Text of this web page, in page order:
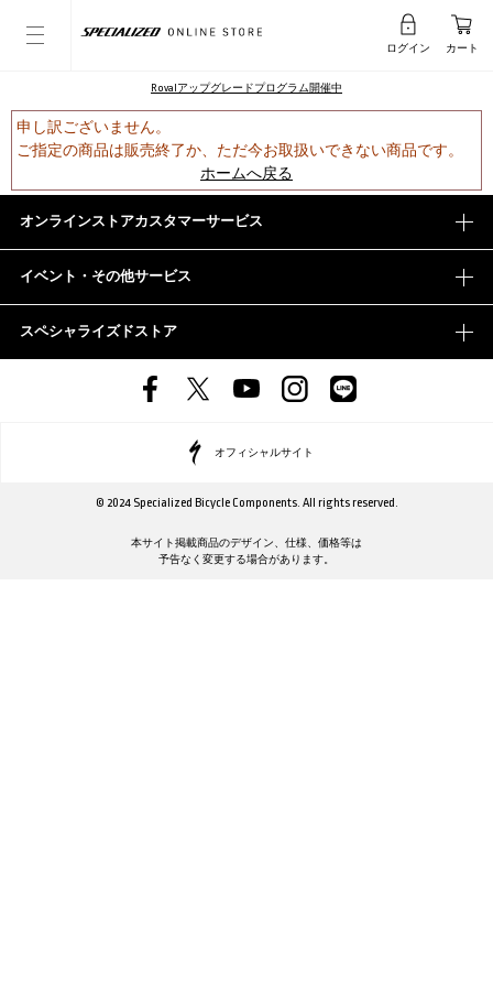
ログイン カート
Rovalアップグレードプログラム開催中
申し訳ございません。
ご指定の商品は販売終了か、ただ今お取扱いできない商品です。
ホームへ戻る
オンラインストアカスタマーサービス
イベント・その他サービス
スペシャライズドストア
オフィシャルサイト
© 2024 Specialized Bicycle Components. All rights reserved.
本サイト掲載商品のデザイン、仕様、価格等は
予告なく変更する場合があります。